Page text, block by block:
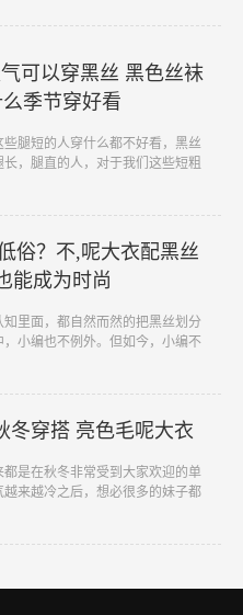
可以穿黑丝 黑色丝袜
季节穿好看
腿短的人穿什么都不好看，黑丝
，腿直的人，对于我们这些短粗
俗？不,呢大衣配黑丝
能成为时尚
里面，都自然而然的把黑丝划分
，小编也不例外。但如今，小编不
冬穿搭 亮色毛呢大衣
都是在秋冬非常受到大家欢迎的单
越来越冷之后，想必很多的妹子都